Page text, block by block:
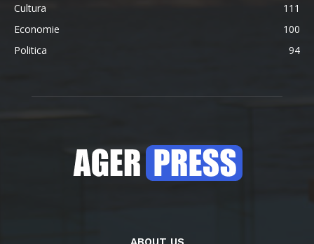
Cultura
111
Economie
100
Politica
94